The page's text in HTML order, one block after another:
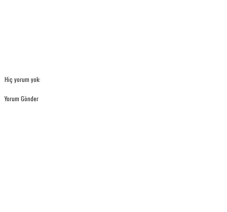
Hiç yorum yok:
Yorum Gönder